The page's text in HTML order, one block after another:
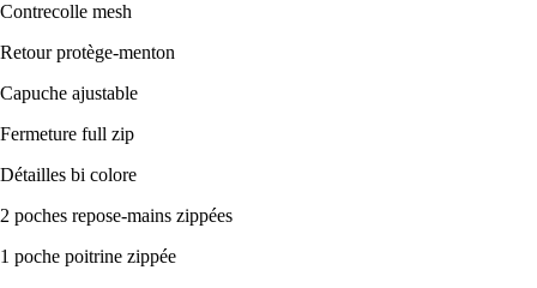
Contrecolle mesh
Retour protège-menton
Capuche ajustable
Fermeture full zip
Détailles bi colore
2 poches repose-mains zippées
1 poche poitrine zippée